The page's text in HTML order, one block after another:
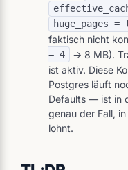
huge_pages =
faktisch nicht
= 4
→ 8 MB).
ist aktiv. Diese
Postgres läuft
Defaults — ist in
genau der Fall,
lohnt.